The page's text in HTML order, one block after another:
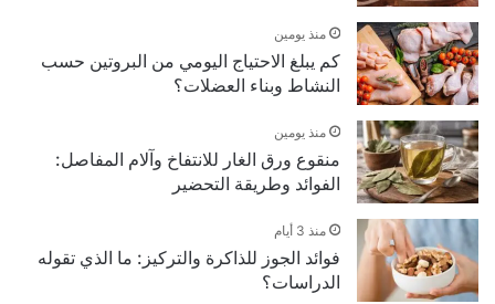
منذ يومين
كم يبلغ الاحتياج اليومي من البروتين حسب
النشاط وبناء العضلات؟
منذ يومين
منقوع ورق الغار للانتفاخ وآلام المفاصل:
الفوائد وطريقة التحضير
منذ 3 أيام
فوائد الجوز للذاكرة والتركيز: ما الذي تقوله
الدراسات؟